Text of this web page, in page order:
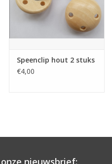
Speenclip hout 2 stuks
€4,00
nieuwsbrief: